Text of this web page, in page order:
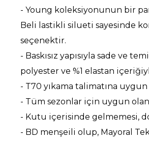
- Young koleksiyonunun bir
Beli lastikli silueti sayesinde
seçenektir.
- Baskısız yapısıyla sade ve
polyester ve %1 elastan
- T70 yıkama talimatına
- Tüm sezonlar için uygun
- Kutu içerisinde gelmemesi,
- BD menşeili olup, Mayoral